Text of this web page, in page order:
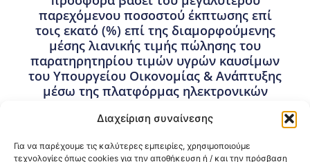
Διαχείριση συναίνεσης
Για να παρέχουμε τις καλύτερες εμπειρίες, χρησιμοποιούμε
τεχνολογίες όπως cookies για την αποθήκευση ή / και την πρόσβαση
παρεχόμενου ποσοστού έκπτωσης επί
τοις εκατό (%) επί της διαμορφούμενης
μέσης λιανικής τιμής πώλησης του
παρατηρητηρίου τιμών υγρών καυσίμων
του Υπουργείου Οικονομίας & Ανάπτυξης
μέσω της πλατφόρμας ηλεκτρονικών
κατάθεσης προσφορών: 13-06-2023 και
διαγωνισμού: 14-06-2023 και ώρα 10:00.